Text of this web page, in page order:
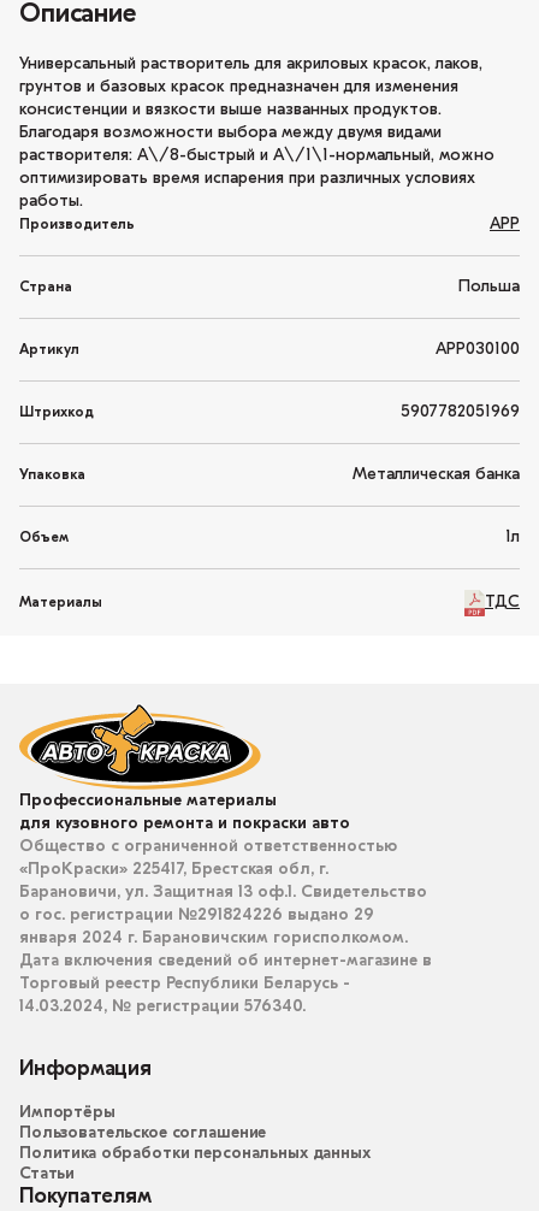
Описание
Универсальный растворитель для акриловых красок, лаков,
грунтов и базовых красок предназначен для изменения
консистенции и вязкости выше названных продуктов.
Благодаря возможности выбора между двумя видами
растворителя: А\/8-быстрый и А\/1\1-нормальный, можно
оптимизировать время испарения при различных условиях
работы.
Производитель APP
Страна Польша
Артикул АРР030100
Штрихкод 5907782051969
Упаковка Металлическая банка
Объем 1л
Материалы ТДС
Профессиональные материалы
для кузовного ремонта и покраски авто
Общество с ограниченной ответственностью
«ПроКраски» 225417, Брестская обл, г.
Барановичи, ул. Защитная 13 оф.1. Свидетельство
о гос. регистрации №291824226 выдано 29
января 2024 г. Барановичским горисполкомом.
Дата включения сведений об интернет-магазине в
Торговый реестр Республики Беларусь -
14.03.2024, № регистрации 576340.
Информация
Импортёры
Пользовательское соглашение
Политика обработки персональных данных
Статьи
Покупателям